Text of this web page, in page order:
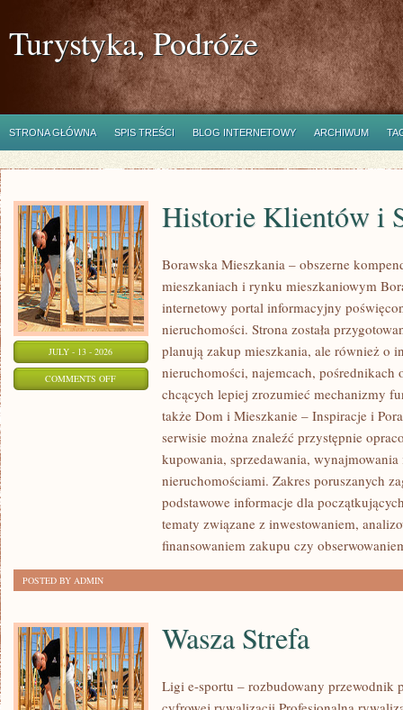
Turystyka, Podróże
STRONA GŁÓWNA SPIS TREŚCI BLOG INTERNETOWY ARCHIWUM
JULY - 13 - 2026
COMMENTS OFFON
Historie Klientów i
Borawska Mieszkania – obszerne
mieszkaniach i rynku mieszkaniowym
internetowy portal informacyjny
nieruchomości. Strona została
planują zakup mieszkania, ale również o
nieruchomości, najemcach,
chcących lepiej zrozumieć mechanizmy
także Dom i Mieszkanie – Inspiracje i
serwisie można znaleźć przystępnie
kupowania, sprzedawania, wynajmowania
nieruchomościami. Zakres poruszanych
podstawowe informacje dla
tematy związane z inwestowaniem,
finansowaniem zakupu czy
POSTED BY ADMIN
Wasza Strefa
Ligi e-sportu – rozbudowany przewodnik